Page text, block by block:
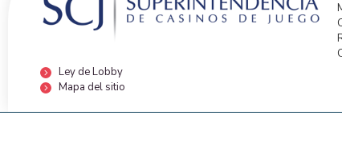
Ley de Lobby
Mapa del sitio